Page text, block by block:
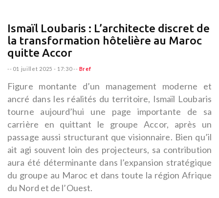
Ismaïl Loubaris : L’architecte discret de
la transformation hôtelière au Maroc
quitte Accor
-- 01 juillet 2025 - 17:30-- Bref
Figure montante d’un management moderne et
ancré dans les réalités du territoire, Ismaïl Loubaris
tourne aujourd’hui une page importante de sa
carrière en quittant le groupe Accor, après un
passage aussi structurant que visionnaire. Bien qu’il
ait agi souvent loin des projecteurs, sa contribution
aura été déterminante dans l’expansion stratégique
du groupe au Maroc et dans toute la région Afrique
du Nord et de l’Ouest.